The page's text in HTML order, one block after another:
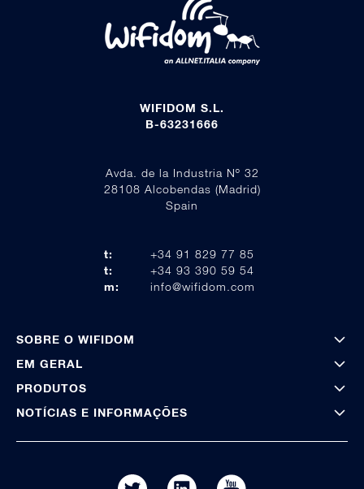
WIFIDOM S.L.
B-63231666
Avda. de la Industria Nº 32
28108 Alcobendas (Madrid)
Spain
t:
+34 91 829 77 85
t:
+34 93 390 59 54
m:
info@wifidom.com
SOBRE O WIFIDOM
EM GERAL
PRODUTOS
NOTÍCIAS E INFORMAÇÕES